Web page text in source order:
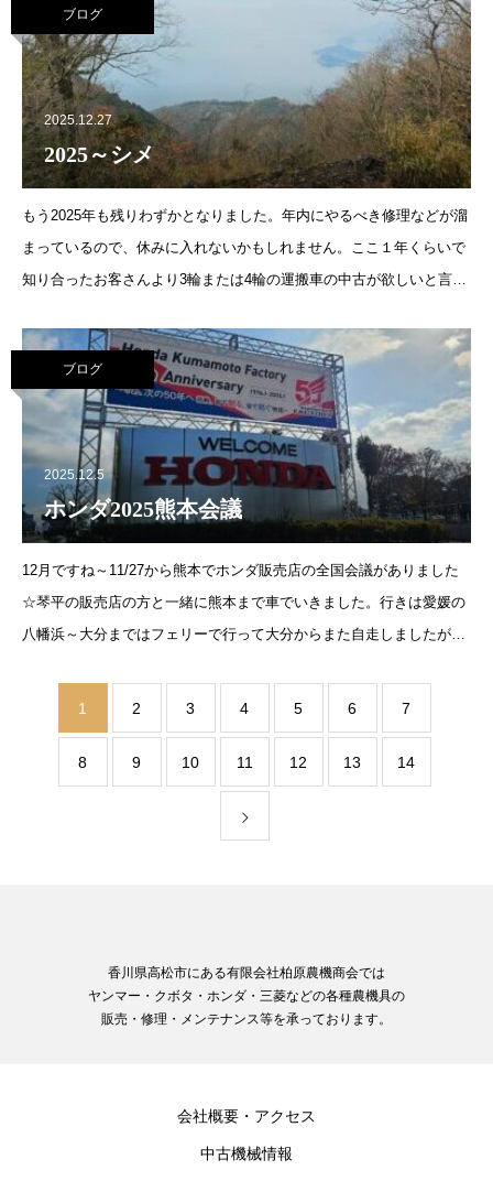
ブログ
2025.12.27
2025～シメ
もう2025年も残りわずかとなりました。年内にやるべき修理などが溜
まっているので、休みに入れないかもしれません。ここ１年くらいで
知り合ったお客さんより3輪または4輪の運搬車の中古が欲しいと言わ
ブログ
2025.12.5
ホンダ2025熊本会議
12月ですね～11/27から熊本でホンダ販売店の全国会議がありました
☆琴平の販売店の方と一緒に熊本まで車でいきました。行きは愛媛の
八幡浜～大分まではフェリーで行って大分からまた自走しましたが感
1 2 3 4 5 6 7
8 9 10 11 12 13 14
香川県高松市にある有限会社柏原農機商会では
ヤンマー・クボタ・ホンダ・三菱などの各種農機具の
販売・修理・メンテナンス等を承っております。
会社概要・アクセス
中古機械情報